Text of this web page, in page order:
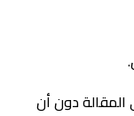
دون أن